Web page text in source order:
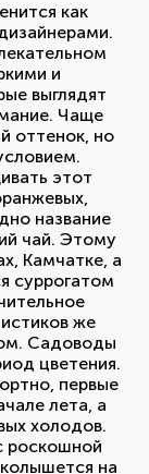
как
и
выглядят
Чаще
оттенок, но
этот
название
чай. Этому
Камчатке, а
суррогатом
же
Садоводы
цветения.
первые
лета, а
холодов.
роскошной
на